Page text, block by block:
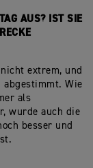
AUS? IST SIE
extrem, und
abgestimmt. Wie
als
wurde auch die
besser und